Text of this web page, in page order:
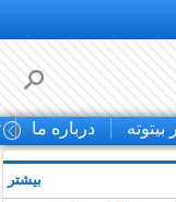
بیتوته درباره ما
بیشتر